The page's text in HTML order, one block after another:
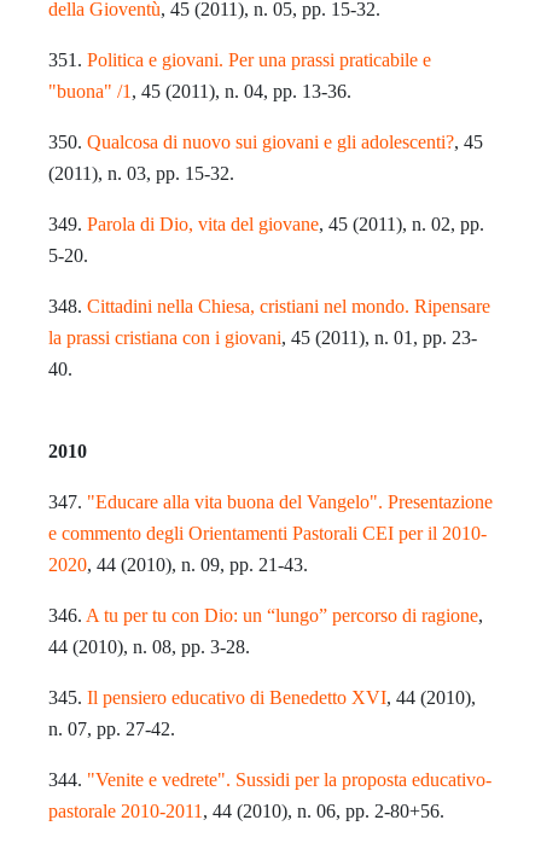
della Gioventù, 45 (2011), n. 05, pp. 15-32.
351. Politica e giovani. Per una prassi praticabile e
"buona" /1 , 45 (2011), n. 04, pp. 13-36.
350. Qualcosa di nuovo sui giovani e gli adolescenti?, 45
(2011), n. 03, pp. 15-32.
349. Parola di Dio, vita del giovane, 45 (2011), n. 02, pp.
5-20.
348. Cittadini nella Chiesa, cristiani nel mondo. Ripensare
la prassi cristiana con i giovani, 45 (2011), n. 01, pp. 23-
40.
2010
347. "Educare alla vita buona del Vangelo". Presentazione
e commento degli Orientamenti Pastorali CEI per il 2010-
2020, 44 (2010), n. 09, pp. 21-43.
346. A tu per tu con Dio: un “lungo” percorso di ragione,
44 (2010), n. 08, pp. 3-28.
345. Il pensiero educativo di Benedetto XVI, 44 (2010),
n. 07, pp. 27-42.
344. "Venite e vedrete". Sussidi per la proposta educativo-
pastorale 2010-2011 , 44 (2010), n. 06, pp. 2-80+56.